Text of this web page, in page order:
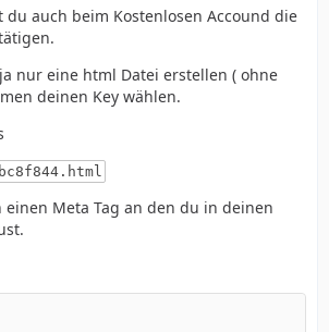
du auch beim Kostenlosen Accound die
nur eine html Datei erstellen ( ohne
deinen Key wählen.
einen Meta Tag an den du in deinen